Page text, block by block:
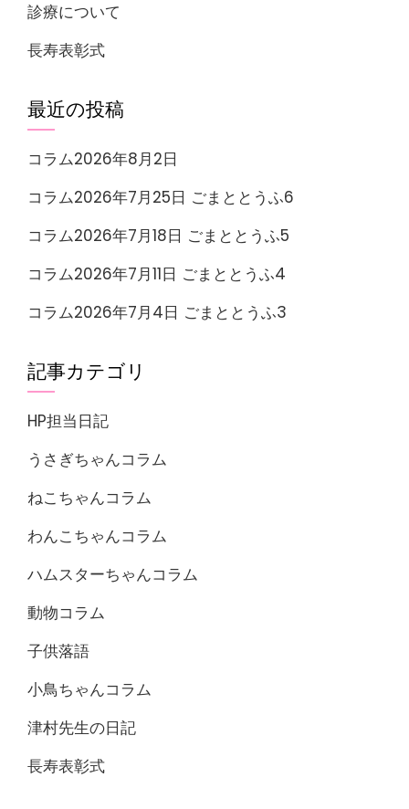
診療について
長寿表彰式
最近の投稿
コラム2026年8月2日
コラム2026年7月25日 ごまととうふ6
コラム2026年7月18日 ごまととうふ5
コラム2026年7月11日 ごまととうふ4
コラム2026年7月4日 ごまととうふ3
記事カテゴリ
HP担当日記
うさぎちゃんコラム
ねこちゃんコラム
わんこちゃんコラム
ハムスターちゃんコラム
動物コラム
子供落語
小鳥ちゃんコラム
津村先生の日記
長寿表彰式